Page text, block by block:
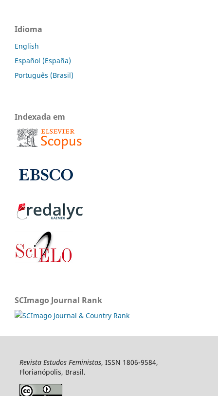
Idioma
English
Español (España)
Português (Brasil)
Indexada em
SCImago Journal Rank
Revista Estudos Feministas, ISSN 1806-9584,
Florianópolis, Brasil.